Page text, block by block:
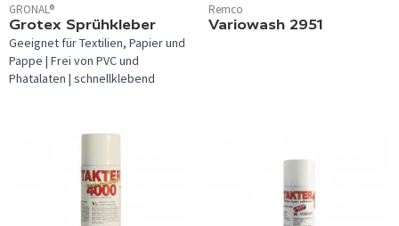
GRONAL®
Grotex Sprühkleber
Geeignet für Textilien, Papier und
Pappe | Frei von PVC und
Phatalaten | schnellklebend
Remco
Variowash 2951